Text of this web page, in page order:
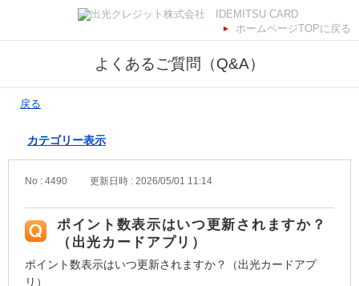
ホームページTOPに戻る
よくあるご質問（Q&A）
戻る
カテゴリー表示
No : 4490 更新日時 : 2026/05/01 11:14
ポイント数表⽰はいつ更新されますか？
（出光カードアプリ）
ポイント数表⽰はいつ更新されますか？（出光カードアプ
リ）